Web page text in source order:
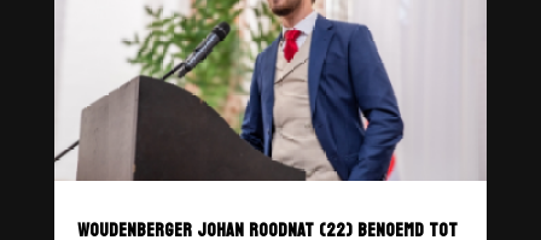
WOUDENBERGER JOHAN ROODNAT (22) BENOEMD TOT